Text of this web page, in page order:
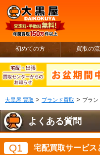
初めての方 買取の
大黒屋 買取 > ブランド買取 > ブラン
よくある質問
Q1 宅配買取サービス